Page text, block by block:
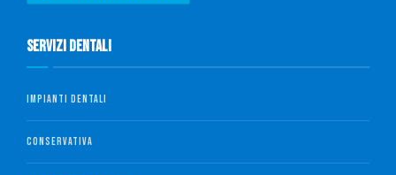
Servizi Dentali
IMPIANTI DENTALI
CONSERVATIVA